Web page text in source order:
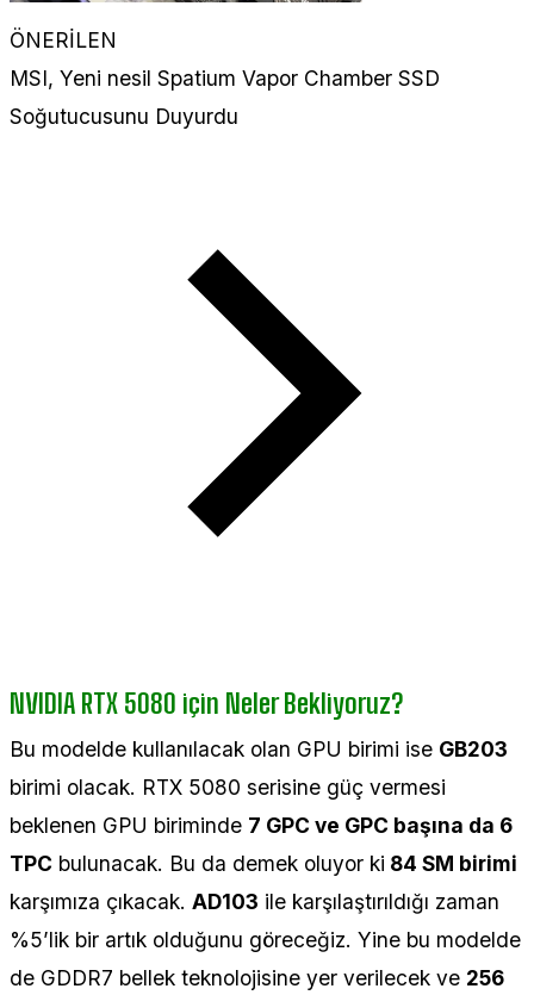
ÖNERİLEN
MSI, Yeni nesil Spatium Vapor Chamber SSD
Soğutucusunu Duyurdu
NVIDIA RTX 5080 için Neler Bekliyoruz?
Bu modelde kullanılacak olan GPU birimi ise GB203
birimi olacak. RTX 5080 serisine güç vermesi
beklenen GPU biriminde 7 GPC ve GPC başına da 6
TPC bulunacak. Bu da demek oluyor ki 84 SM birimi
karşımıza çıkacak. AD103 ile karşılaştırıldığı zaman
%5’lik bir artık olduğunu göreceğiz. Yine bu modelde
de GDDR7 bellek teknolojisine yer verilecek ve 256